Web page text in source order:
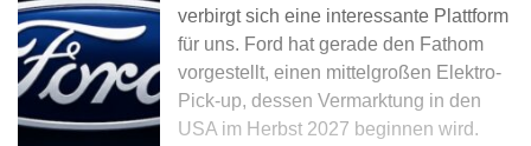
verbirgt sich eine interessante Plattform
für uns. Ford hat gerade den Fathom
vorgestellt, einen mittelgroßen Elektro-
Pick-up, dessen Vermarktung in den
USA im Herbst 2027 beginnen wird.